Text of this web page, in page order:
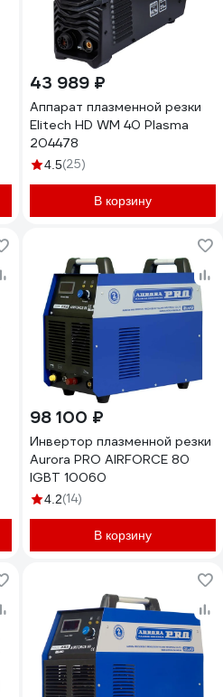
43 989 ₽
Аппарат плазменной резки
Elitech HD WM 40 Plasma
204478
4.5(25)
В корзину
98 100 ₽
Инвертор плазменной резки
Aurora PRO AIRFORCE 80
IGBT 10060
4.2(14)
В корзину